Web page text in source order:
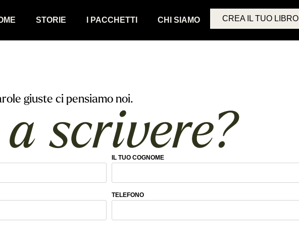
STORIE I PACCHETTI CHI SIAMO CREA IL TUO LIBRO
giuste ci pensiamo noi.
scrivere?
IL TUO COGNOME
TELEFONO